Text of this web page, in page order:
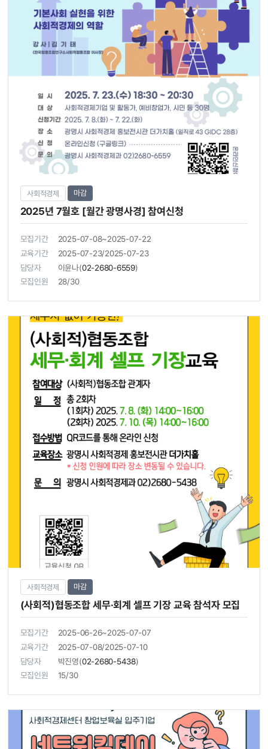
사회적경제 마감
2025년 7월호 [월간 광명사경] 참여신청
모집기간
2025-07-08~2025-07-22
교육기간
2025-07-23/2025-07-23
담당자
이윤나(02-2680-6559)
모집인원
28/30
사회적경제 마감
(사회적)협동조합 세무·회계 셀프 기장 교육 참석자 모집
모집기간
2025-06-26~2025-07-07
교육기간
2025-07-08/2025-07-10
담당자
박진영(02-2680-5438)
모집인원
15/30